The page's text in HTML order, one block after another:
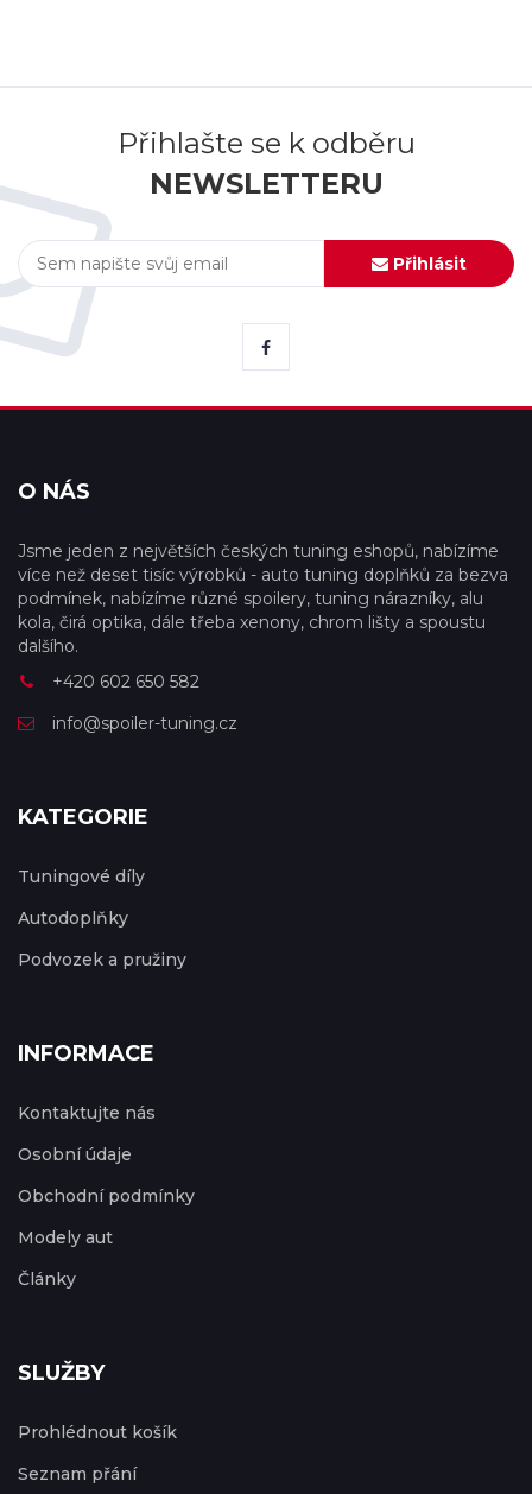
Přihlašte se k odběru
NEWSLETTERU
Přihlásit
O NÁS
Jsme jeden z největších českých tuning eshopů, nabízíme
více než deset tisíc výrobků - auto tuning doplňků za bezva
podmínek, nabízíme různé spoilery, tuning nárazníky, alu
kola, čirá optika, dále třeba xenony, chrom lišty a spoustu
dalšího.
+420 602 650 582
info@spoiler-tuning.cz
KATEGORIE
Tuningové díly
Autodoplňky
Podvozek a pružiny
INFORMACE
Kontaktujte nás
Osobní údaje
Obchodní podmínky
Modely aut
Články
SLUŽBY
Prohlédnout košík
Seznam přání